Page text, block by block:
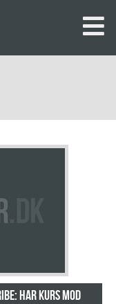
Har kurs mod